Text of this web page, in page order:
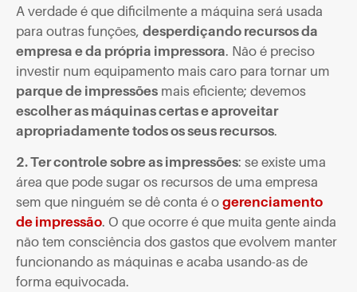
A verdade é que dificilmente a máquina será usada
para outras funções, desperdiçando recursos da
empresa e da própria impressora. Não é preciso
investir num equipamento mais caro para tornar um
parque de impressões mais eficiente; devemos
escolher as máquinas certas e aproveitar
apropriadamente todos os seus recursos.
2. Ter controle sobre as impressões: se existe uma
área que pode sugar os recursos de uma empresa
sem que ninguém se dê conta é o gerenciamento
de impressão. O que ocorre é que muita gente ainda
não tem consciência dos gastos que evolvem manter
funcionando as máquinas e acaba usando-as de
forma equivocada.